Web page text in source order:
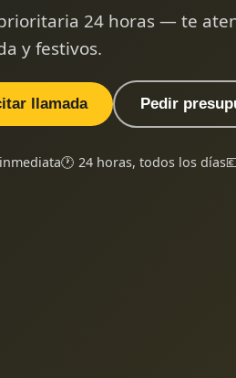
24 horas — te
y festivos.
llamada Pedir
🕐 24 horas, todos los días